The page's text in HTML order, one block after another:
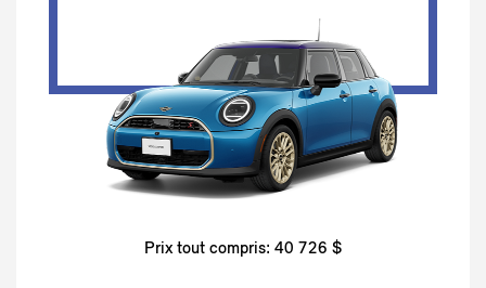
Prix tout compris: 40 726 $